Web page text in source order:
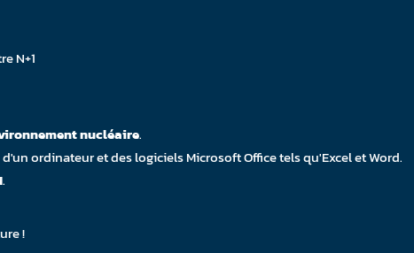
N+1
nucléaire.
ordinateur et des logiciels Microsoft Office tels qu'Excel et Word.
.
!